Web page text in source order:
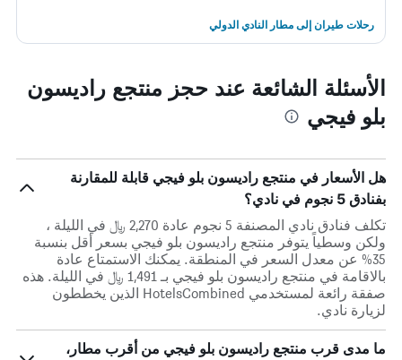
رحلات طيران إلى مطار النادي الدولي
الأسئلة الشائعة عند حجز منتجع راديسون
بلو فيجي
هل الأسعار في منتجع راديسون بلو فيجي قابلة للمقارنة
بفنادق 5 نجوم في نادي؟
تكلف فنادق نادي المصنفة 5 نجوم عادة 2,270 ﷼ في الليلة ،
ولكن وسطياً يتوفر منتجع راديسون بلو فيجي بسعر أقل بنسبة
35% عن معدل السعر في المنطقة. يمكنك الاستمتاع عادة
بالاقامة في منتجع راديسون بلو فيجي بـ 1,491 ﷼ في الليلة. هذه
صفقة رائعة لمستخدمي HotelsCombined الذين يخططون
لزيارة نادي.
ما مدى قرب منتجع راديسون بلو فيجي من أقرب مطار،